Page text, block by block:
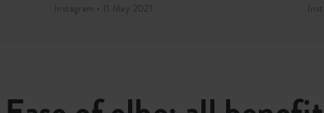
Instagram • 11 May 2021